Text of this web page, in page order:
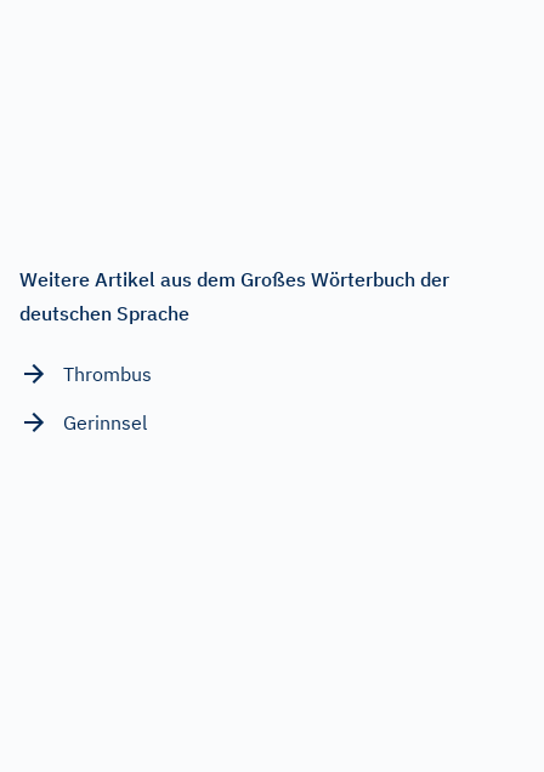
Weitere Artikel aus dem Großes Wörterbuch der
deutschen Sprache
Thrombus
Gerinnsel